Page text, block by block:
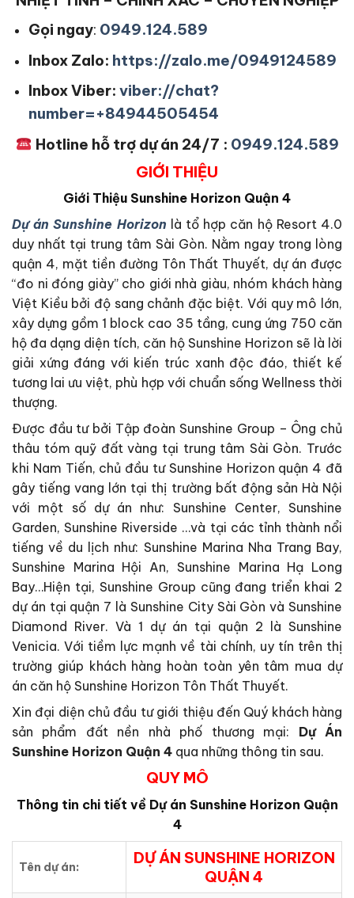
Gọi ngay: 0949.124.589
Inbox Zalo: https://zalo.me/0949124589
Inbox Viber: viber://chat?
number=+84944505454
Hotline hỗ trợ dự án 24/7 : 0949.124.589
GIỚI THIỆU
Giới Thiệu Sunshine Horizon Quận 4
Dự án Sunshine Horizon là tổ hợp căn hộ Resort 4.0
duy nhất tại trung tâm Sài Gòn. Nằm ngay trong lòng
quận 4, mặt tiền đường Tôn Thất Thuyết, dự án được
“đo ni đóng giày” cho giới nhà giàu, nhóm khách hàng
Việt Kiều bởi độ sang chảnh đặc biệt. Với quy mô lớn,
xây dựng gồm 1 block cao 35 tầng, cung ứng 750 căn
hộ đa dạng diện tích, căn hộ Sunshine Horizon sẽ là lời
giải xứng đáng với kiến trúc xanh độc đáo, thiết kế
tương lai ưu việt, phù hợp với chuẩn sống Wellness thời
thượng.
Được đầu tư bởi Tập đoàn Sunshine Group – Ông chủ
thâu tóm quỹ đất vàng tại trung tâm Sài Gòn. Trước
khi Nam Tiến, chủ đầu tư Sunshine Horizon quận 4 đã
gây tiếng vang lớn tại thị trường bất động sản Hà Nội
với một số dự án như: Sunshine Center, Sunshine
Garden, Sunshine Riverside …và tại các tỉnh thành nổi
tiếng về du lịch như: Sunshine Marina Nha Trang Bay,
Sunshine Marina Hội An, Sunshine Marina Hạ Long
Bay…Hiện tại, Sunshine Group cũng đang triển khai 2
dự án tại quận 7 là Sunshine City Sài Gòn và Sunshine
Diamond River. Và 1 dự án tại quận 2 là Sunshine
Venicia. Với tiềm lực mạnh về tài chính, uy tín trên thị
trường giúp khách hàng hoàn toàn yên tâm mua dự
án căn hộ Sunshine Horizon Tôn Thất Thuyết.
Xin đại diện chủ đầu tư giới thiệu đến Quý khách hàng
sản phẩm đất nền nhà phố thương mại: Dự Án
Sunshine Horizon Quận 4 qua những thông tin sau.
QUY MÔ
Thông tin chi tiết về Dự án Sunshine Horizon Quận
4
Tên dự án:
DỰ ÁN SUNSHINE HORIZON
QUẬN 4